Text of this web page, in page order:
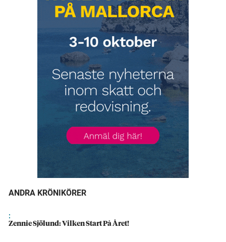
ANDRA KRÖNIKÖRER
:
Zennie Sjölund: Vilken Start På Året!